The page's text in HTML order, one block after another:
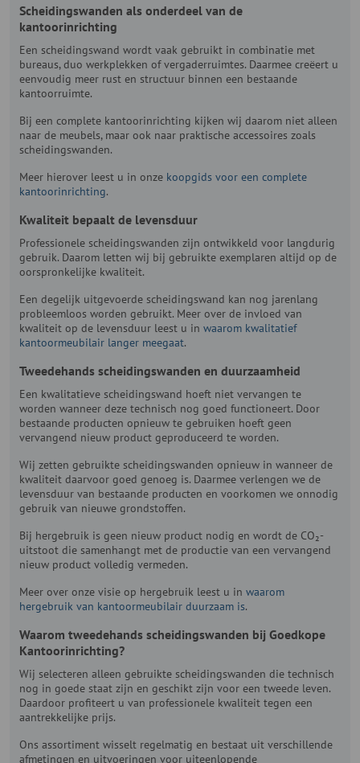
Scheidingswanden als onderdeel van de
kantoorinrichting
Een scheidingswand wordt vaak gebruikt in combinatie met
bureaus, duo werkplekken of vergaderruimtes. Daarmee creëert u
eenvoudig meer rust en structuur binnen een bestaande
kantoorruimte.
Bij een complete kantoorinrichting kijken wij daarom niet alleen
naar de meubels, maar ook naar praktische accessoires zoals
scheidingswanden.
Meer hierover leest u in onze koopgids voor een complete
kantoorinrichting.
Kwaliteit bepaalt de levensduur
Professionele scheidingswanden zijn ontwikkeld voor langdurig
gebruik. Daarom letten wij bij gebruikte exemplaren altijd op de
oorspronkelijke kwaliteit.
Een degelijk uitgevoerde scheidingswand kan nog jarenlang
probleemloos worden gebruikt. Meer over de invloed van
kwaliteit op de levensduur leest u in waarom kwalitatief
kantoormeubilair langer meegaat.
Tweedehands scheidingswanden en duurzaamheid
Een kwalitatieve scheidingswand hoeft niet vervangen te
worden wanneer deze technisch nog goed functioneert. Door
bestaande producten opnieuw te gebruiken hoeft geen
vervangend nieuw product geproduceerd te worden.
Wij zetten gebruikte scheidingswanden opnieuw in wanneer de
kwaliteit daarvoor goed genoeg is. Daarmee verlengen we de
levensduur van bestaande producten en voorkomen we onnodig
gebruik van nieuwe grondstoffen.
Bij hergebruik is geen nieuw product nodig en wordt de CO₂-
uitstoot die samenhangt met de productie van een vervangend
nieuw product volledig vermeden.
Meer over onze visie op hergebruik leest u in waarom
hergebruik van kantoormeubilair duurzaam is.
Waarom tweedehands scheidingswanden bij Goedkope
Kantoorinrichting?
Wij selecteren alleen gebruikte scheidingswanden die technisch
nog in goede staat zijn en geschikt zijn voor een tweede leven.
Daardoor profiteert u van professionele kwaliteit tegen een
aantrekkelijke prijs.
Ons assortiment wisselt regelmatig en bestaat uit verschillende
afmetingen en uitvoeringen voor uiteenlopende